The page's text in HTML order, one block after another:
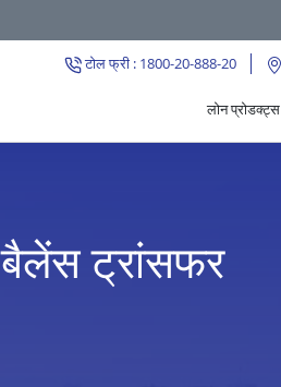
टोल फ्री : 1800-20-888-20
लोन प्रोडक्ट्स
ट्रांसफर